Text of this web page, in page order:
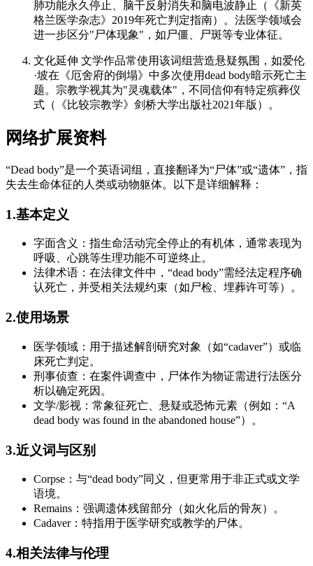
肺功能永久停止、脑干反射消失和脑电波静止（《新英
格兰医学杂志》2019年死亡判定指南）。法医学领域会
进一步区分"尸体现象"，如尸僵、尸斑等专业体征。
文化延伸 文学作品常使用该词组营造悬疑氛围，如爱伦
·坡在《厄舍府的倒塌》中多次使用dead body暗示死亡主
题。宗教学视其为"灵魂载体"，不同信仰有特定殡葬仪
式（《比较宗教学》剑桥大学出版社2021年版）。
网络扩展资料
“Dead body”是一个英语词组，直接翻译为“尸体”或“遗体”，指
失去生命体征的人类或动物躯体。以下是详细解释：
1.基本定义
字面含义：指生命活动完全停止的有机体，通常表现为
呼吸、心跳等生理功能不可逆终止。
法律术语：在法律文件中，“dead body”需经法定程序确
认死亡，并受相关法规约束（如尸检、埋葬许可等）。
2.使用场景
医学领域：用于描述解剖研究对象（如“cadaver”）或临
床死亡判定。
刑事侦查：在案件调查中，尸体作为物证需进行法医分
析以确定死因。
文学/影视：常象征死亡、悬疑或恐怖元素（例如：“A
dead body was found in the abandoned house”）。
3.近义词与区别
Corpse：与“dead body”同义，但更常用于非正式或文学
语境。
Remains：强调遗体残留部分（如火化后的骨灰）。
Cadaver：特指用于医学研究或教学的尸体。
4.相关法律与伦理